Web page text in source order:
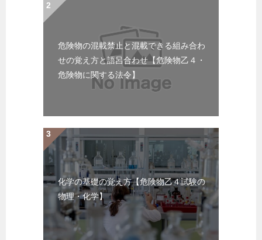
危険物の混載禁止と混載できる組み合わ
せの覚え方と語呂合わせ【危険物乙４・
危険物に関する法令】
化学の基礎の覚え方【危険物乙４試験の
物理・化学】